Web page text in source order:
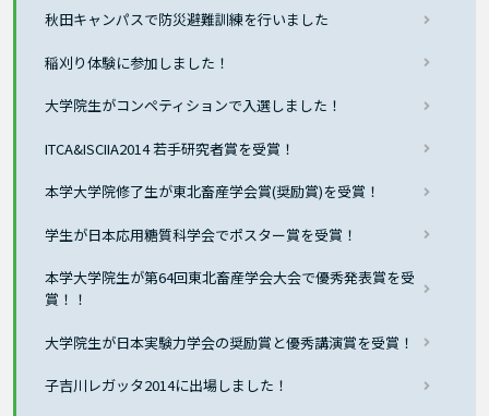
秋田キャンパスで防災避難訓練を行いました
稲刈り体験に参加しました！
大学院生がコンペティションで入選しました！
ITCA&ISCIIA2014 若手研究者賞を受賞！
本学大学院修了生が東北畜産学会賞(奨励賞)を受賞！
学生が日本応用糖質科学会でポスター賞を受賞！
本学大学院生が第64回東北畜産学会大会で優秀発表賞を受
賞！！
大学院生が日本実験力学会の奨励賞と優秀講演賞を受賞！
子吉川レガッタ2014に出場しました！